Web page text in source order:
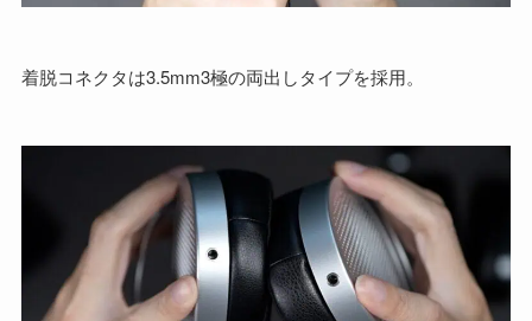
着脱コネクタは3.5mm3極の両出しタイプを採用。